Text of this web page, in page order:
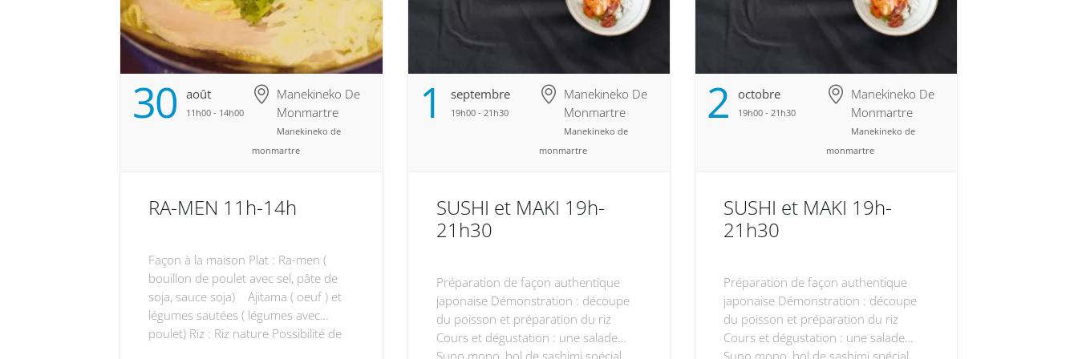
30 Août
11h00 - 14h00
Manekineko De
Monmartre
Manekineko de
monmartre
RA-MEN 11h-14h
Façon à la maison Plat : Ra-men (
bouillon de poulet avec sel, pâte de
soja, sauce soja) Ajitama ( oeuf ) et
légumes sautées ( légumes avec
poulet) Riz : Riz nature Possibilité de
1 Septembre
19h00 - 21h30
Manekineko De
Monmartre
Manekineko de
monmartre
SUSHI et MAKI 19h-
21h30
Préparation de façon authentique
japonaise Démonstration : découpe
du poisson et préparation du riz
Cours et dégustation : une salade
2 Octobre
19h00 - 21h30
Manekineko De
Monmartre
Manekineko de
monmartre
SUSHI et MAKI 19h-
21h30
Préparation de façon authentique
japonaise Démonstration : découpe
du poisson et préparation du riz
Cours et dégustation : une salade